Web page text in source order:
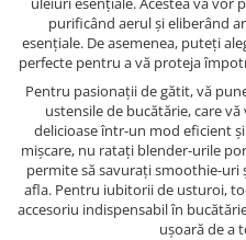
purificând aerul și eliberând
esențiale. De asemenea, puteți
perfecte pentru a vă proteja
Pentru pasionații de gătit, vă
ustensile de bucătărie, care
delicioase într-un mod eficient
mișcare, nu ratați blender-urile
permite să savurați smoothie-
afla. Pentru iubitorii de usturoi,
accesoriu indispensabil în
ușoară de a